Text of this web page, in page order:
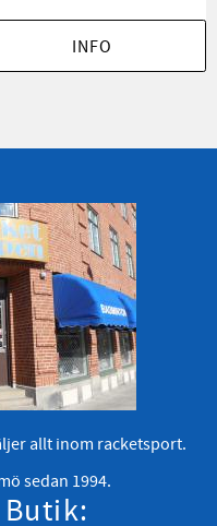
INFO
allt inom racketsport.
sedan 1994.